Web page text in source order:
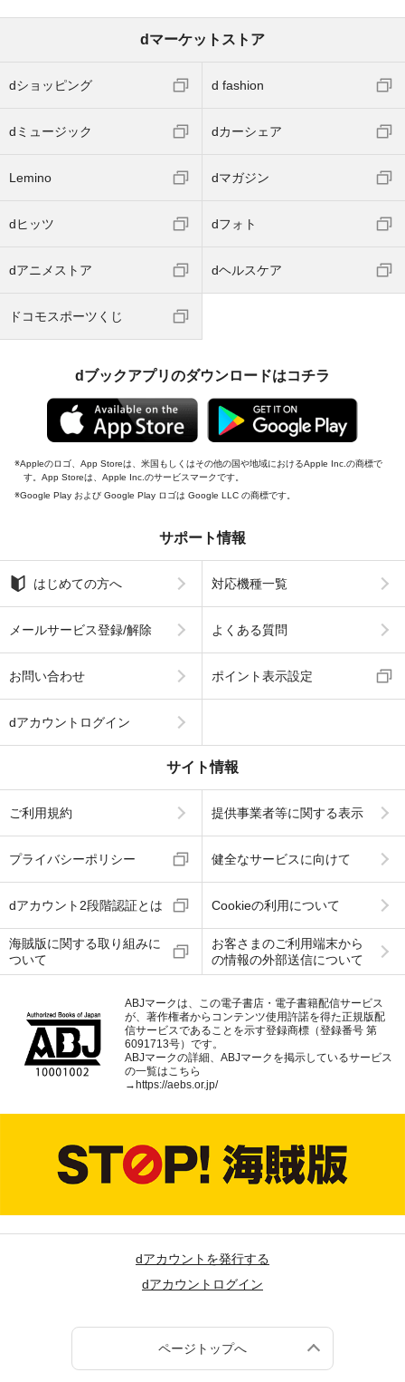
dマーケットストア
dショッピング d fashion
dミュージック dカーシェア
Lemino dマガジン
dヒッツ dフォト
dアニメストア dヘルスケア
ドコモスポーツくじ
dブックアプリのダウンロードはコチラ
Appleのロゴ、App Storeは、米国もしくはその他の国や地域におけるApple Inc.の商標で
す。App Storeは、Apple Inc.のサービスマークです。
Google Play および Google Play ロゴは Google LLC の商標です。
サポート情報
はじめての方へ 対応機種一覧
メールサービス登録/解除 よくある質問
お問い合わせ ポイント表示設定
dアカウントログイン
サイト情報
ご利用規約 提供事業者等に関する表示
プライバシーポリシー 健全なサービスに向けて
dアカウント2段階認証とは Cookieの利用について
海賊版に関する取り組みに
ついて
お客さまのご利用端末から
の情報の外部送信について
ABJマークは、この電子書店・電子書籍配信サービス
が、著作権者からコンテンツ使用許諾を得た正規版配
信サービスであることを示す登録商標（登録番号 第
6091713号）です。
ABJマークの詳細、ABJマークを掲示しているサービス
の一覧はこちら
→https://aebs.or.jp/
dアカウントを発行する
dアカウントログイン
ページトップへ